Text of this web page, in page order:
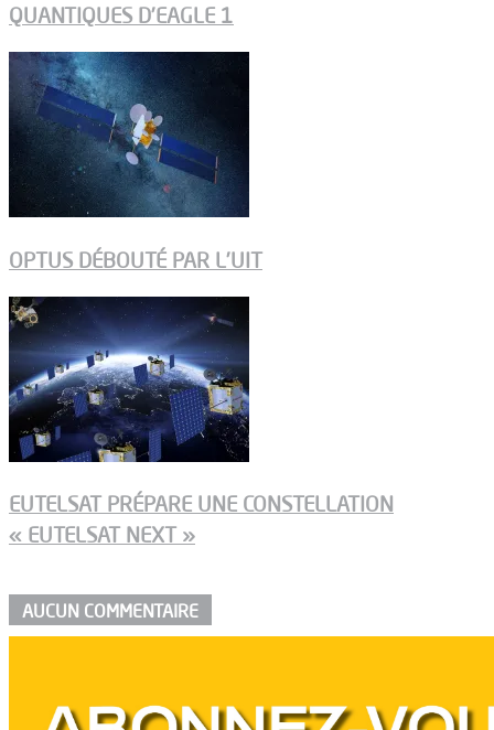
QUANTIQUES D’EAGLE 1
OPTUS DÉBOUTÉ PAR L’UIT
EUTELSAT PRÉPARE UNE CONSTELLATION
« EUTELSAT NEXT »
AUCUN COMMENTAIRE